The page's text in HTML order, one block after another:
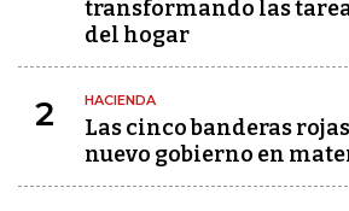
transformando las
del hogar
2 HACIENDA
Las cinco banderas
nuevo gobierno en